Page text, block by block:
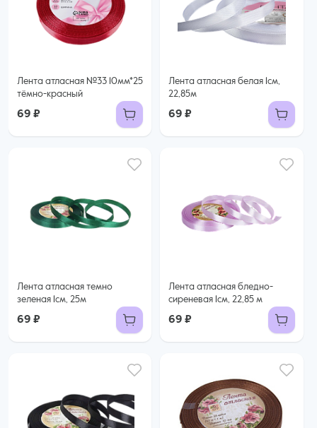
Лента атласная №33 10мм*25
тёмно-красный
69 ₽
Лента атласная белая 1см,
22,85м
69 ₽
Лента атласная темно
зеленая 1см, 25м
69 ₽
Лента атласная бледно-
сиреневая 1см, 22,85 м
69 ₽